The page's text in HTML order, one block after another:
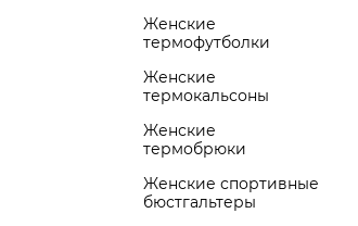
Женские
термофутболки
Женские
термокальсоны
Женские
термобрюки
Женские спортивные
бюстгальтеры